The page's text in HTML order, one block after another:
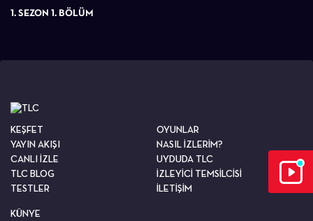
1. SEZON 1. BÖLÜM
KEŞFET
YAYIN AKIŞI
CANLI İZLE
TLC BLOG
TESTLER
OYUNLAR
NASIL İZLERİM?
UYDUDA TLC
İZLEYİCİ TEMSİLCİSİ
İLETİŞİM
KÜNYE